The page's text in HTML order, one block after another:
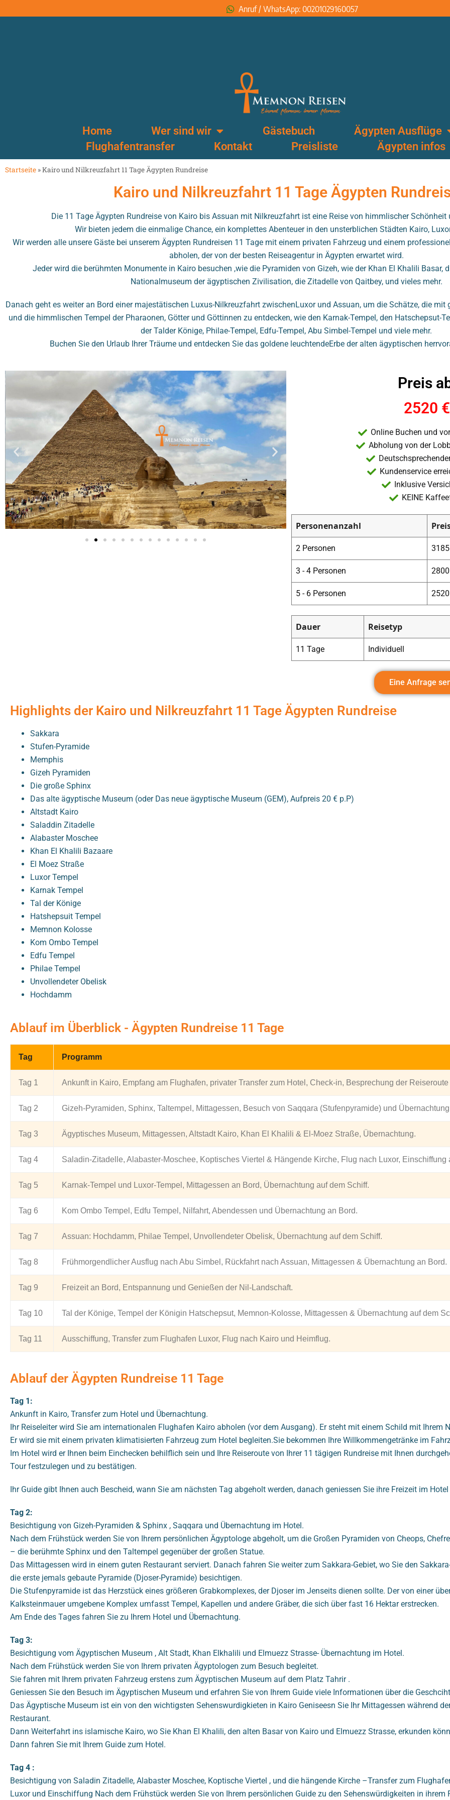
Anruf / WhatsApp: 00201029160057
Home Wer sind wir Gästebuch
Ägypten Ausflüge
Flughafentransfer
Kontakt Preisliste Ägypten infos
Startseite »Kairo und Nilkreuzfahrt 11 Tage Ägypten Rundreise
Kairo und Nilkreuzfahrt 11 Tage Ägypten
Die 11 Tage Ägypten Rundreise von Kairo bis Assuan mit Nilkreuzfahrt ist eine Reise von himmlischer Schönheit
Wir bieten jedem die einmalige Chance, ein komplettes Abenteuer in den unsterblichen Städten Kairo,
Wir werden alle unsere Gäste bei unserem Ägypten Rundreisen 11 Tage mit einem privaten Fahrzeug und einem
abholen, der von der besten Reiseagentur in Ägypten erwartet wird.
Jeder wird die berühmten Monumente in Kairo besuchen ,wie die Pyramiden von Gizeh, wie der Khan El Khalili Basar,
Nationalmuseum der ägyptischen Zivilisation, die Zitadelle von Qaitbey, und vieles mehr.
Danach geht es weiter an Bord einer majestätischen Luxus-Nilkreuzfahrt zwischenLuxor und Assuan, um die Schätze, die mit
und die himmlischen Tempel der Pharaonen, Götter und Göttinnen zu entdecken, wie den Karnak-Tempel, den Hatschepsut-
der Talder Könige, Philae-Tempel, Edfu-Tempel, Abu Simbel-Tempel und viele mehr.
Buchen Sie den Urlaub Ihrer Träume und entdecken Sie das goldene leuchtendeErbe der alten ägyptischen
Preis
2520 €
Online Buchen und
Abholung von der
Kundenservice
Inklusive
KEINE
Personenanzahl
2 Personen
3 - 4 Personen
5 - 6 Personen
Dauer Reisetyp
11 Tage Individuell
Eine Anfrage
Highlights der Kairo und Nilkreuzfahrt 11 Tage Ägypten Rundreise
Sakkara
Stufen-Pyramide
Memphis
Gizeh Pyramiden
Die große Sphinx
Das alte ägyptische Museum (oder Das neue ägyptische Museum (GEM), Aufpreis 20 € p.P)
Altstadt Kairo
Saladdin Zitadelle
Alabaster Moschee
Khan El Khalili Bazaare
El Moez Straße
Luxor Tempel
Karnak Tempel
Tal der Könige
Hatshepsuit Tempel
Memnon Kolosse
Kom Ombo Tempel
Edfu Tempel
Philae Tempel
Unvollendeter Obelisk
Hochdamm
Ablauf im Überblick - Ägypten Rundreise 11 Tage
Tag Programm
Tag 1 Ankunft in Kairo, Empfang am Flughafen, privater Transfer zum Hotel, Check-in, Besprechung der
Tag 2 Gizeh-Pyramiden, Sphinx, Taltempel, Mittagessen, Besuch von Saqqara (Stufenpyramide) und
Tag 3 Ägyptisches Museum, Mittagessen, Altstadt Kairo, Khan El Khalili & El-Moez Straße, Übernachtung.
Tag 4 Saladin-Zitadelle, Alabaster-Moschee, Koptisches Viertel & Hängende Kirche, Flug nach Luxor, Einschiffung
Tag 5 Karnak-Tempel und Luxor-Tempel, Mittagessen an Bord, Übernachtung auf dem Schiff.
Tag 6 Kom Ombo Tempel, Edfu Tempel, Nilfahrt, Abendessen und Übernachtung an Bord.
Tag 7 Assuan: Hochdamm, Philae Tempel, Unvollendeter Obelisk, Übernachtung auf dem Schiff.
Tag 8 Frühmorgendlicher Ausflug nach Abu Simbel, Rückfahrt nach Assuan, Mittagessen & Übernachtung an Bord.
Tag 9 Freizeit an Bord, Entspannung und Genießen der Nil-Landschaft.
Tag 10 Tal der Könige, Tempel der Königin Hatschepsut, Memnon-Kolosse, Mittagessen & Übernachtung auf dem
Tag 11 Ausschiffung, Transfer zum Flughafen Luxor, Flug nach Kairo und Heimflug.
Ablauf der Ägypten Rundreise 11 Tage
Tag 1:
Ankunft in Kairo, Transfer zum Hotel und Übernachtung.
Ihr Reiseleiter wird Sie am internationalen Flughafen Kairo abholen (vor dem Ausgang). Er steht mit einem Schild mit Ihrem
Er wird sie mit einem privaten klimatisierten Fahrzeug zum Hotel begleiten.Sie bekommen Ihre Willkommengetränke im
Im Hotel wird er Ihnen beim Einchecken behilflich sein und Ihre Reiseroute von Ihrer 11 tägigen Rundreise mit Ihnen
Tour festzulegen und zu bestätigen.
Ihr Guide gibt Ihnen auch Bescheid, wann Sie am nächsten Tag abgeholt werden, danach geniessen Sie ihre Freizeit im
Tag 2:
Besichtigung von Gizeh-Pyramiden & Sphinx , Saqqara und Übernachtung im Hotel.
Nach dem Frühstück werden Sie von Ihrem persönlichen Ägyptologe abgeholt, um die Großen Pyramiden von Cheops,
– die berühmte Sphinx und den Taltempel gegenüber der großen Statue.
Das Mittagessen wird in einem guten Restaurant serviert. Danach fahren Sie weiter zum Sakkara-Gebiet, wo Sie den
die erste jemals gebaute Pyramide (Djoser-Pyramide) besichtigen.
Die Stufenpyramide ist das Herzstück eines größeren Grabkomplexes, der Djoser im Jenseits dienen sollte. Der von einer
Kalksteinmauer umgebene Komplex umfasst Tempel, Kapellen und andere Gräber, die sich über fast 16 Hektar erstrecken.
Am Ende des Tages fahren Sie zu Ihrem Hotel und Übernachtung.
Tag 3:
Besichtigung vom Ägyptischen Museum , Alt Stadt, Khan Elkhalili und Elmuezz Strasse- Übernachtung im Hotel.
Nach dem Frühstück werden Sie von Ihrem privaten Ägyptologen zum Besuch begleitet.
Sie fahren mit Ihrem privaten Fahrzeug erstens zum Ägyptischen Museum auf dem Platz Tahrir .
Geniessen Sie den Besuch im Ägyptischen Museum und erfahren Sie von Ihrem Guide viele Informationen über die
Das Ägyptische Museum ist ein von den wichtigsten Sehenswurdigkieten in Kairo Geniseesn Sie Ihr Mittagessen während
Restaurant.
Dann Weiterfahrt ins islamische Kairo, wo Sie Khan El Khalili, den alten Basar von Kairo und Elmuezz Strasse, erkunden
Dann fahren Sie mit Ihrem Guide zum Hotel.
Tag 4 :
Besichtigung von Saladin Zitadelle, Alabaster Moschee, Koptische Viertel , und die hängende Kirche –Transfer zum
Luxor und Einschiffung Nach dem Frühstück werden Sie von Ihrem persönlichen Guide zu den Sehenswürdigkeiten in ihrem